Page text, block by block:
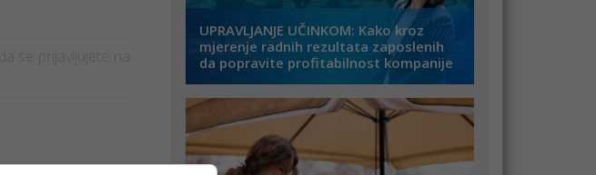
UPRAVLJANJE UČINKOM: Kako kroz
mjerenje radnih rezultata zaposlenih
da popravite profitabilnost kompanije